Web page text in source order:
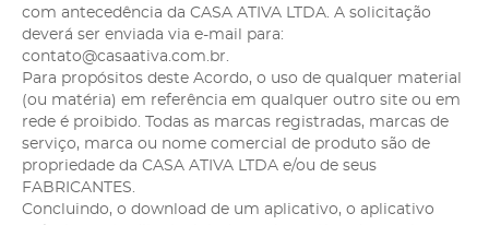
com antecedência da CASA ATIVA LTDA. A solicitação
deverá ser enviada via e-mail para:
contato@casaativa.com.br.
Para propósitos deste Acordo, o uso de qualquer material
(ou matéria) em referência em qualquer outro site ou em
rede é proibido. Todas as marcas registradas, marcas de
serviço, marca ou nome comercial de produto são de
propriedade da CASA ATIVA LTDA e/ou de seus
FABRICANTES.
Concluindo, o download de um aplicativo, o aplicativo